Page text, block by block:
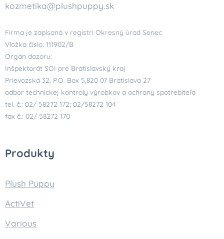
kozmetika@plushpuppy.sk
Firma je zapísaná v registri Okresný úrad Senec
Vložka číslo: 111902/B
Orgán dozoru:
Inšpektorát SOI pre Bratislavský kraj
Prievozská 32, P.O. Box 5,820 07 Bratislava 27
odbor technickej kontroly výrobkov a ochrany spotrebiteľa
tel. č.: 02/ 58272 172; 02/58272 104
fax č.: 02/ 58272 170
Produkty
Plush Puppy
ActiVet
Various